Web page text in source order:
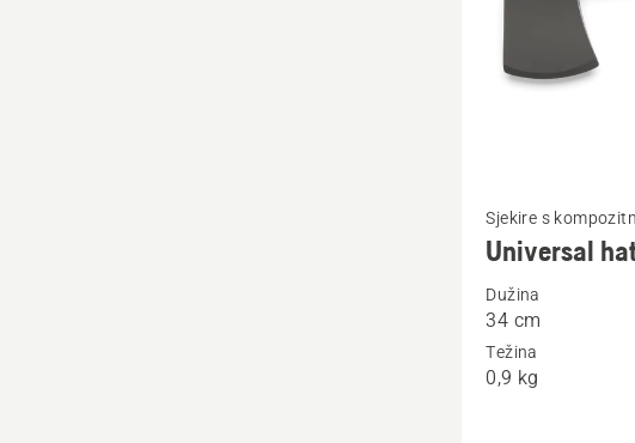
više
detalja
Universal
hatchet
Sjekire s
Universal
Dužina
34 cm
Težina
0,9 kg